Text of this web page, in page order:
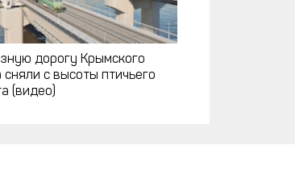
дорогу Крымского
сняли с высоты птичьего
(видео)